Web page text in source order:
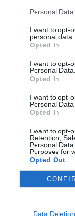
Personal
I want to opt-
personal data.
Opted In
I want to opt-
Personal Data.
Opted In
I want to opt-
Personal Data
Opted In
I want to opt-
Retention,
Personal
Purposes for
Opted Out
Data Deletion
Kvíz:
Okosító
Kvíz: